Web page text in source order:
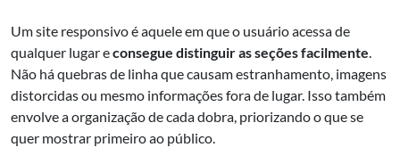
Um site responsivo é aquele em que o usuário acessa de
qualquer lugar econsegue distinguir as seções facilmente.
Não há quebras de linha que causam estranhamento, imagens
distorcidas ou mesmo informações fora de lugar. Isso também
envolve a organização de cada dobra, priorizando o que se
quer mostrar primeiro ao público.